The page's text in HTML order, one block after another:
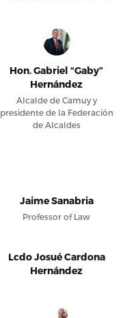
Hon. Gabriel “Gaby”
Hernández
Alcalde de Camuy y
presidente de la Federación
de Alcaldes
Jaime Sanabria
Professor of Law
Lcdo Josué Cardona
Hernández